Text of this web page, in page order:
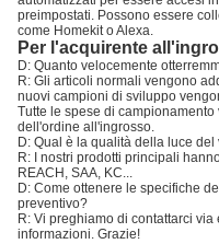
preimpostati. Possono essere
come Homekit o Alexa.
Per l'acquirente
D: Quanto velocemente
R: Gli articoli normali vengono
nuovi campioni di sviluppo
Tutte le spese di
dell'ordine all'ingrosso.
D: Qual è la qualità della luce
R: I nostri prodotti principali
REACH, SAA, KC...
D: Come ottenere le specifiche
preventivo?
R: Vi preghiamo di contattarci
informazioni. Grazie!